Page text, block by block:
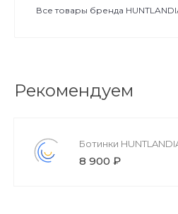
Все товары бренда
Рекомендуем
Ботинки
8 900 ₽